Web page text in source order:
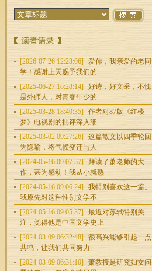
[2026-07-26 12:23:06]
爱你，我亲爱的老同
学！感谢上天赐予我们的
[2025-06-27 18:28:14]
好诗，好文采，不愧
是外师人，对青春年少的
[2025-03-28 18:40:35]
作者对87版《红楼
梦》电视剧的批评深入细
[2025-03-02 09:27:26]
这篇散文以四季轮回
为隐喻，将气候变迁与人
[2024-05-16 09:07:57]
拜读了萧老师的大
作，甚为感动！我从小就熟
[2024-05-16 09:06:24]
我特别喜欢这一篇。
我原先对这种性别文学不
[2024-05-16 09:05:37]
最近对苏轼特别关
注，觉得他是中国文学史上
[2024-03-09 06:32:48]
很高兴能够引起一点
共鸣，让我们共同努力.
[2024-03-09 06:31:10]
萧教授是研究妇女问